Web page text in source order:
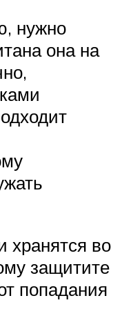
нужно
она на
хранятся во
защитите
попадания